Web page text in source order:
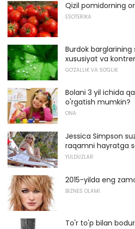
Qizil pomidorning
ESOTERIKA
Burdok
xususiyat va
GO'ZALLIK VA SO'GLIK
Bolani 3 yil ichida
o'rgatish mumkin?
ONA
Jessica Simpson
raqamni hayratga
YULDUZLAR
2015-yilda eng
BIZNES OLAMI
To'r to'p bilan bodur